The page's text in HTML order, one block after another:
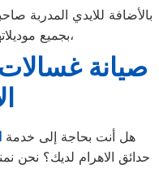
بالأضافة للايدي المدربة
بجميع موديلاتها القديم منها والحديث،
صيانة
هل أنت بحاجة إلى خدمة
حدائق الاهرام لديك؟ نحن